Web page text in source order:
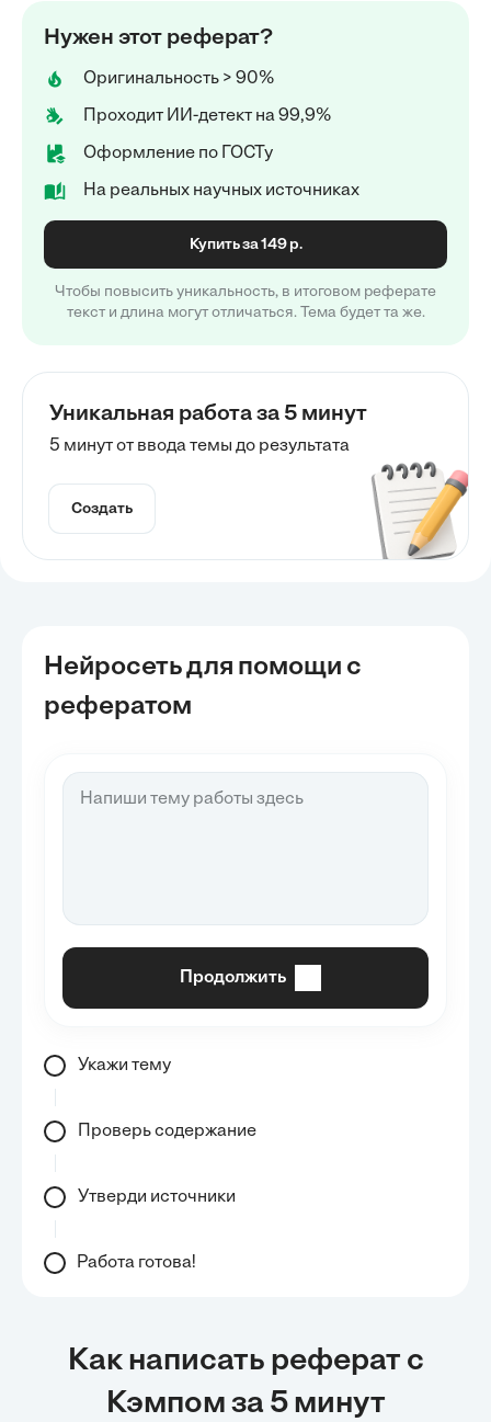
Нужен этот реферат?
Оригинальность > 90%
Проходит ИИ-детект на 99,9%
Оформление по ГОСТу
На реальных научных источниках
Купить за 149 р.
Чтобы повысить уникальность, в итоговом реферате
текст и длина могут отличаться. Тема будет та же.
Уникальная работа за 5 минут
5 минут от ввода темы до результата
Создать
Нейросеть для помощи с
рефератом
Продолжить
Укажи тему
Проверь содержание
Утверди источники
Работа готова!
Как написать реферат с
Кэмпом за 5 минут